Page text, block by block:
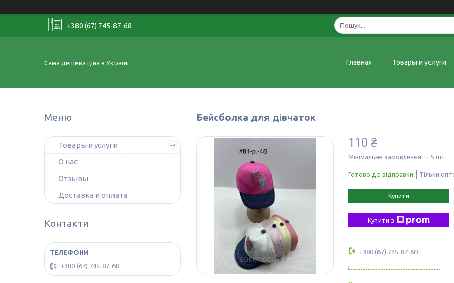
+380 (67) 745-87-68
Сама дешева ціна в Україні Главная Товары и услуги
Бейсболка для дівчаток
110 ₴
Мінімальне замовлення — 5 шт.
Готово до відправки Тільки
Купити
Купити з
+380 (67) 745-87-68
Товары и услуги
О нас
Отзывы
Доставка и оплата
Контакти
+380 (67) 745-87-68